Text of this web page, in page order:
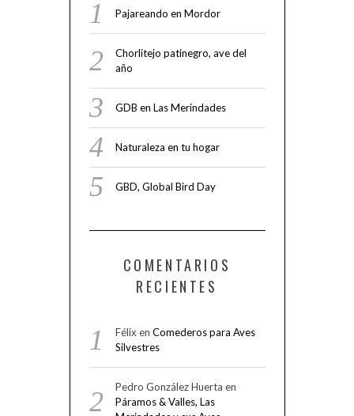
Pajareando en Mordor
Chorlitejo patinegro, ave del
año
GDB en Las Merindades
Naturaleza en tu hogar
GBD, Global Bird Day
COMENTARIOS
RECIENTES
Félix en Comederos para Aves
Silvestres
Pedro González Huerta en
Páramos & Valles, Las